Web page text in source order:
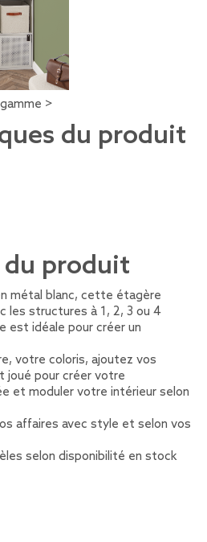
>
du produit
produit
métal blanc, cette étagère
les structures à 1, 2, 3 ou 4
est idéale pour créer un
votre coloris, ajoutez vos
joué pour créer votre
et moduler votre intérieur selon
affaires avec style et selon vos
selon disponibilité en stock